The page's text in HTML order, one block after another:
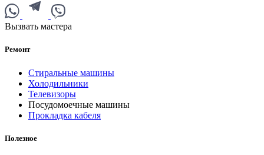
Вызвать мастера
Ремонт
Стиральные машины
Холодильники
Телевизоры
Посудомоечные машины
Прокладка кабеля
Полезное